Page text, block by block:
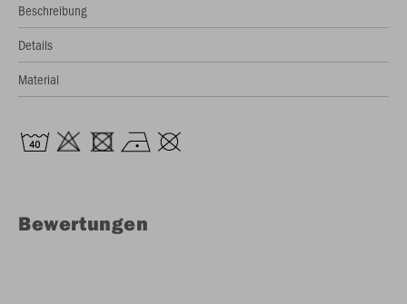
Beschreibung
Details
Material
Bewertungen